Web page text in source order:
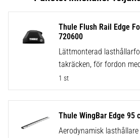
Thule Flush Rail Edge
720600
Lättmonterad
takräcken, för fordon
1 st
Thule WingBar Edge 95
Aerodynamisk